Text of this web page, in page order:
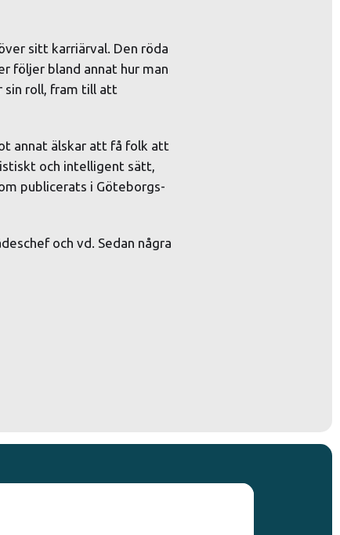
sitt karriärval. Den röda
följer bland annat hur man
sin roll, fram till att
annat älskar att få folk att
och intelligent sätt,
publicerats i Göteborgs-
och vd. Sedan några